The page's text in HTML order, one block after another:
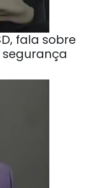
fala sobre